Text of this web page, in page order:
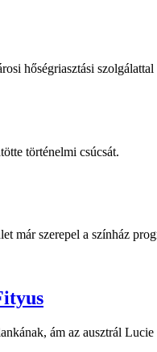
hőségriasztási
történelmi csúcsát.
már szerepel a színház
ám az ausztrál